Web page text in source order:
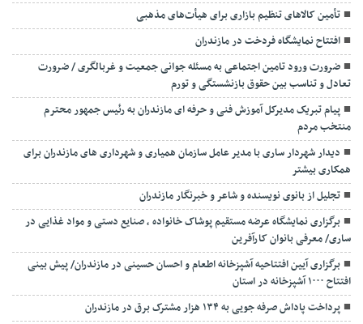
تأمین کالاهای تنظیم بازاری برای هیأت‌های مذهبی
افتتاح نمایشگاه فردخت در مازندران
ضرورت ورود تامین اجتماعی به مسئله جوانی جمعیت و غربالگری / ضرورت
تعادل و تناسب بین حقوق بازنشستگی و تورم
پیام تبریک مدیرکل آموزش فنی و حرفه ای مازندران به رئیس جمهور محترم
منتخب مردم
دیدار شهردار ساری با مدیر عامل سازمان همیاری و شهرداری های مازندران برای
همکاری بیشتر
تجلیل از بانوی نویسنده و شاعر و خبرنگار مازندران
برگزاری نمایشگاه عرضه مستقیم پوشاک خانواده ، صنایع دستی و مواد غذایی در
ساری/ معرفی بانوان کارآفرین
برگزاری آیین افتتاحیه آشپزخانه اطعام و احسان حسینی در مازندران/ پیش بینی
افتتاح ۱۰۰۰ آشپزخانه در استان
پرداخت پاداش صرفه جویی به ۱۳۴ هزار مشترک برق در مازندران